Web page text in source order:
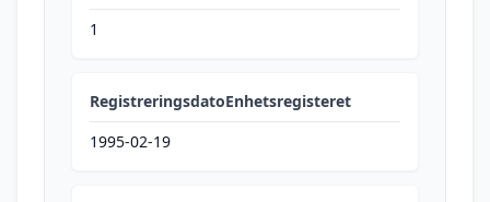
1
RegistreringsdatoEnhetsregisteret
1995-02-19